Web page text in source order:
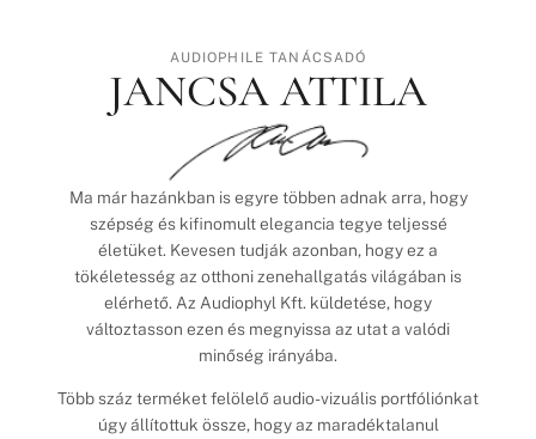
AUDIOPHILE TANÁCSADÓ
JANCSA ATTILA
Ma már hazánkban is egyre többen adnak arra, hogy
szépség és kifinomult elegancia tegye teljessé
életüket. Kevesen tudják azonban, hogy ez a
tökéletesség az otthoni zenehallgatás világában is
elérhető. Az Audiophyl Kft. küldetése, hogy
változtasson ezen és megnyissa az utat a valódi
minőség irányába.
Több száz terméket felölelő audio-vizuális portfóliónkat
úgy állítottuk össze, hogy az maradéktalanul